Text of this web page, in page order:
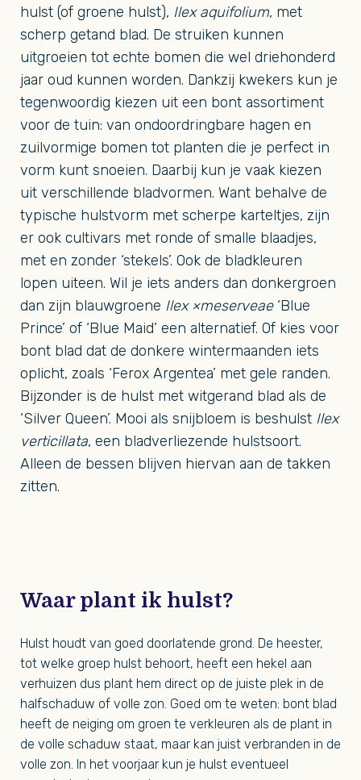
hulst (of groene hulst), Ilex aquifolium, met
scherp getand blad. De struiken kunnen
uitgroeien tot echte bomen die wel driehonderd
jaar oud kunnen worden. Dankzij kwekers kun je
tegenwoordig kiezen uit een bont assortiment
voor de tuin: van ondoordringbare hagen en
zuilvormige bomen tot planten die je perfect in
vorm kunt snoeien. Daarbij kun je vaak kiezen
uit verschillende bladvormen. Want behalve de
typische hulstvorm met scherpe karteltjes, zijn
er ook cultivars met ronde of smalle blaadjes,
met en zonder ‘stekels’. Ook de bladkleuren
lopen uiteen. Wil je iets anders dan donkergroen
dan zijn blauwgroene Ilex ×meserveae‘Blue
Prince’ of ‘Blue Maid’ een alternatief. Of kies voor
bont blad dat de donkere wintermaanden iets
oplicht, zoals ‘Ferox Argentea’ met gele randen.
Bijzonder is de hulst met witgerand blad als de
‘Silver Queen’. Mooi als snijbloem is beshulst Ilex
verticillata, een bladverliezende hulstsoort.
Alleen de bessen blijven hiervan aan de takken
zitten.
Waar plant ik hulst?
Hulst houdt van goed doorlatende grond. De heester,
tot welke groep hulst behoort, heeft een hekel aan
verhuizen dus plant hem direct op de juiste plek in de
halfschaduw of volle zon. Goed om te weten: bont blad
heeft de neiging om groen te verkleuren als de plant in
de volle schaduw staat, maar kan juist verbranden in de
volle zon. In het voorjaar kun je hulst eventueel